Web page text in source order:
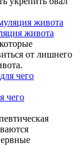
живота
от лишнего
чего